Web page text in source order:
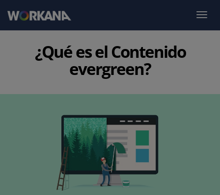
¿Qué es el Contenido
evergreen?